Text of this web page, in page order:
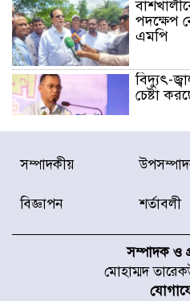
পদক্ষেপ
এমপি
বিদ্যুৎ-
চেষ্টা
টাইফুন
৫ আহত,
বরাদ্দের
সম্পাদকীয়
বিজ্ঞাপন শর্তাবলী
সম্পাদক ও
মোহাম্মদ